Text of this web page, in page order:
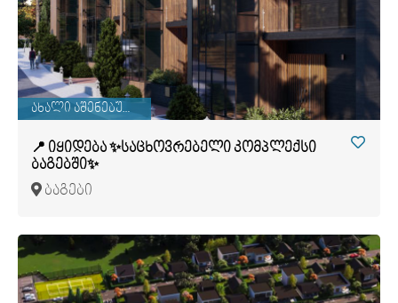
ახალი აშენებული
📍 იყიდება ✨საცხოვრებელი კომპლექსი
ბაგებში✨
ბაგები